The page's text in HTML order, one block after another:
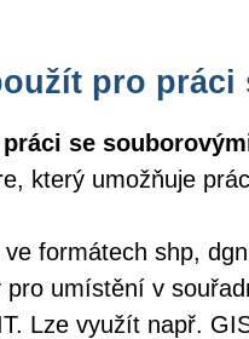
pro práci
se
který umožňuje
formátech shp,
pro umístění v
Lze využít např.